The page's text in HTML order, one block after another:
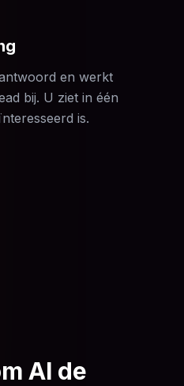
en werkt
bij. U ziet in één
is.
AI de